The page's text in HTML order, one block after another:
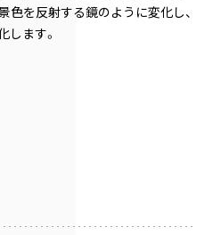
色を反射する鏡のように変化し、
します。